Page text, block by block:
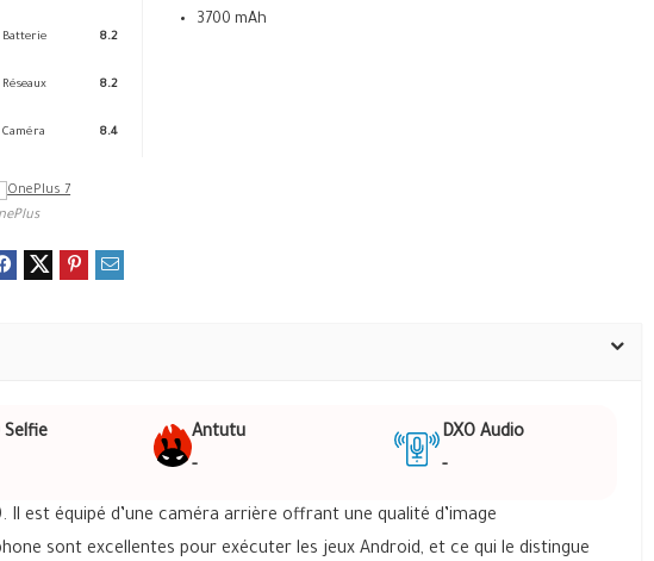
Batterie 8.2
Réseaux 8.2
Caméra 8.4
3700 mAh
Selfie
Antutu
-
DXO Audio
-
Il est équipé d’une caméra arrière offrant une qualité d’image
sont excellentes pour exécuter les jeux Android, et ce qui le distingue